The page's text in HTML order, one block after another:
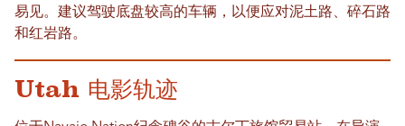
易见。建议驾驶底盘较高的车辆，以便应对泥土路、碎石路
和红岩路。
Utah 电影轨迹